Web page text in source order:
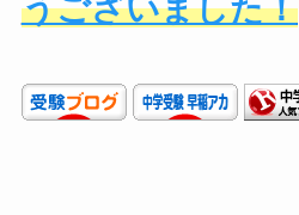
うございました！